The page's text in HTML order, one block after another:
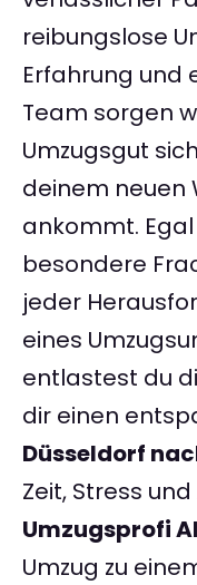
reibungslose
Erfahrung und
Team sorgen
Umzugsgut
deinem neuen
ankommt.
besondere
jeder
eines
entlastest du
dir einen
Düsseldorf
Zeit, Stress
Umzugsprofi
Umzug zu